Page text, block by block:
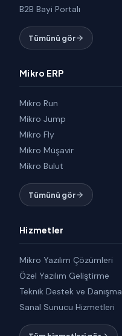
B2B Bayi Portalı
Tümünü gör
Mikro ERP
Mikro Run
Mikro Jump
Mikro Fly
Mikro Müşavir
Mikro Bulut
Tümünü gör
Hizmetler
Mikro Yazılım Çözümleri
Özel Yazılım Geliştirme
Teknik Destek ve
Sanal Sunucu Hizmetleri